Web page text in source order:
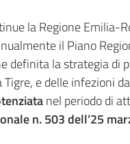
la Regione Emilia-
il Piano
definita la strategia di
e delle infezioni
nel periodo di
n. 503 dell’25